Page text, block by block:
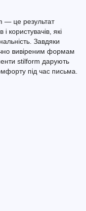
— це результат
і користувачів, які
Завдяки
вивіреним формам
stilform дарують
під час письма.